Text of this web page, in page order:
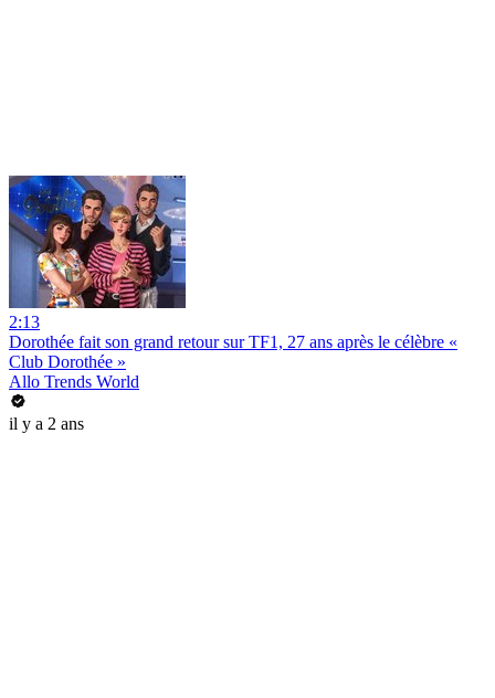
2:13
Dorothée fait son grand retour sur TF1, 27 ans après le célèbre «
Club Dorothée »
Allo Trends World
il y a 2 ans